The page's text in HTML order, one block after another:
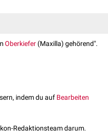
Oberkiefer (Maxilla) gehörend".
indem du auf Bearbeiten
Redaktionsteam darum.